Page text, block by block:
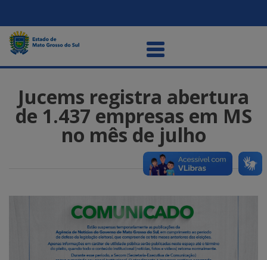
Jucems registra abertura
de 1.437 empresas em MS
no mês de julho